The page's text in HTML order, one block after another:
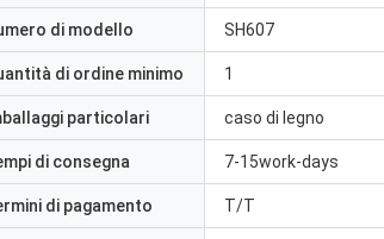
di modello SH607
di ordine minimo 1
particolari caso di legno
di consegna 7-15work-days
di pagamento T/T